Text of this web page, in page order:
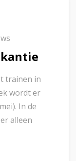
trainen in
wordt er
In de
alleen